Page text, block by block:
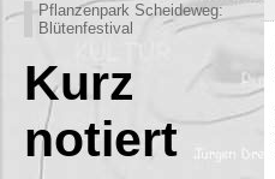
Pflanzenpark Scheideweg:
Blütenfestival
Kurz
notiert